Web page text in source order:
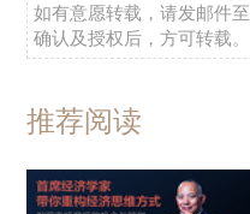
如有意愿转载，请发邮件至
确认及授权后，方可转载。
推荐阅读